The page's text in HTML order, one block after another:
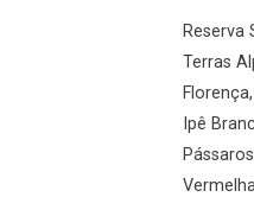
Reserva
Terras
Ipê